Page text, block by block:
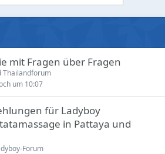
mit Fragen über Fragen
Thailandforum
um 10:07
für Ladyboy
in Pattaya und
Forum